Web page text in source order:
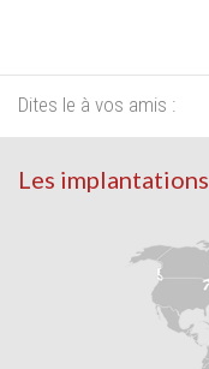
Dites le à vos amis :
Les implantations